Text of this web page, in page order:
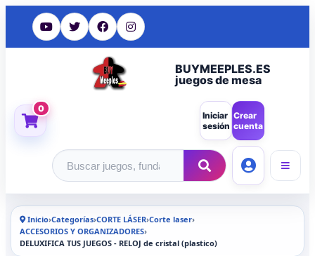
BUYMEEPLES.ES
juegos de mesa
0
Iniciar
sesión
Crear
cuenta
Buscar productos
Inicio›Categorías›CORTE LÁSER›Corte laser›
ACCESORIOS Y ORGANIZADORES›
DELUXIFICA TUS JUEGOS - RELOJ de cristal (plastico)